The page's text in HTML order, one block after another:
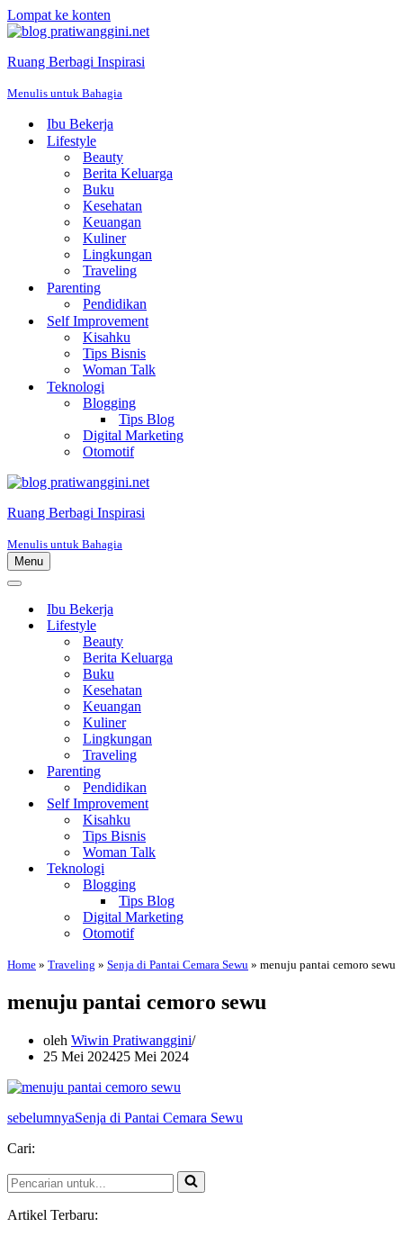
Lompat ke konten
Ruang Berbagi Inspirasi
Menulis untuk Bahagia
Ibu Bekerja
Lifestyle
Beauty
Berita Keluarga
Buku
Kesehatan
Keuangan
Kuliner
Lingkungan
Traveling
Parenting
Pendidikan
Self Improvement
Kisahku
Tips Bisnis
Woman Talk
Teknologi
Blogging
Tips Blog
Digital Marketing
Otomotif
Ruang Berbagi Inspirasi
Menulis untuk Bahagia
Menu
Menu
Menu
NavigasiIbu Bekerja
Lifestyle
Beauty
Berita Keluarga
Buku
Kesehatan
Keuangan
Kuliner
Lingkungan
Traveling
Parenting
Pendidikan
Self Improvement
Kisahku
Tips Bisnis
Woman Talk
Teknologi
Blogging
Tips Blog
Digital Marketing
Otomotif
Home » Traveling » Senja di Pantai Cemara Sewu » menuju pantai cemoro sewu
menuju pantai cemoro sewu
oleh Wiwin Pratiwanggini
25 Mei 202425 Mei 2024
sebelumnyaSenja di Pantai Cemara Sewu
Cari:
Pencarian
untuk...
Artikel Terbaru: